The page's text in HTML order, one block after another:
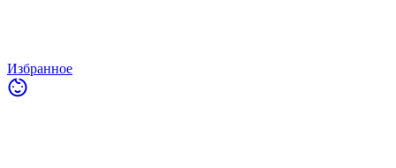
Избранное